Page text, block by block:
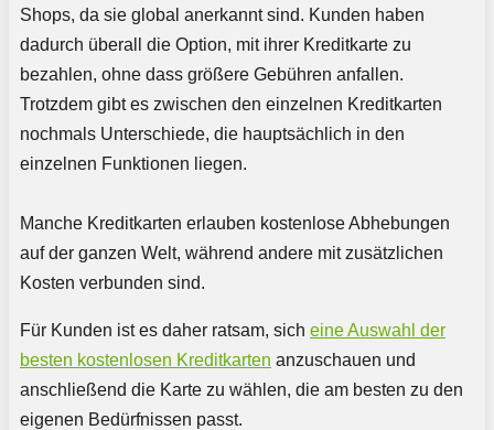
Shops, da sie global anerkannt sind. Kunden haben
dadurch überall die Option, mit ihrer Kreditkarte zu
bezahlen, ohne dass größere Gebühren anfallen.
Trotzdem gibt es zwischen den einzelnen Kreditkarten
nochmals Unterschiede, die hauptsächlich in den
einzelnen Funktionen liegen.
Manche Kreditkarten erlauben kostenlose Abhebungen
auf der ganzen Welt, während andere mit zusätzlichen
Kosten verbunden sind.
Für Kunden ist es daher ratsam, sich eine Auswahl der
besten kostenlosen Kreditkarten anzuschauen und
anschließend die Karte zu wählen, die am besten zu den
eigenen Bedürfnissen passt.